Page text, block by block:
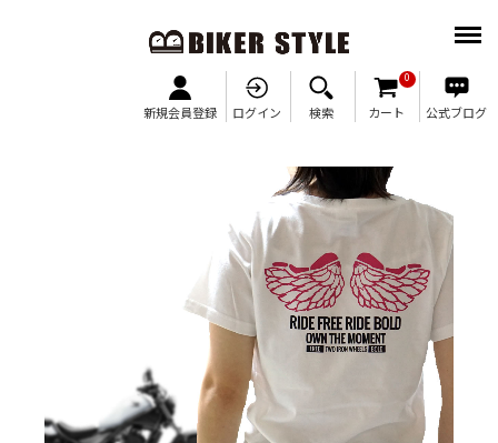
新規会員登録 ログイン 検索 カート
0
公式ブログ